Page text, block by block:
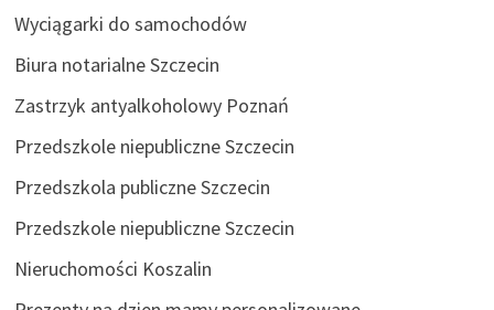
Wyciągarki do samochodów
Biura notarialne Szczecin
Zastrzyk antyalkoholowy Poznań
Przedszkole niepubliczne Szczecin
Przedszkola publiczne Szczecin
Przedszkole niepubliczne Szczecin
Nieruchomości Koszalin